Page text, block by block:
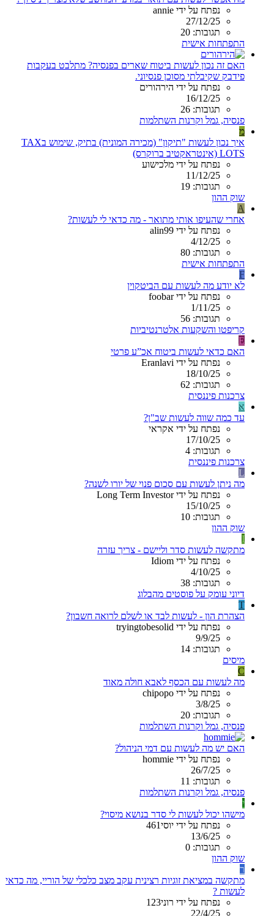
נפתח על ידי annie
27/12/25
תגובות: 20
התפתחות אישית
האם זה נכון לעשות ביטוח שארים בפנסיה? מתלבט בעקבות
פידבק שקיבלתי מסוכן פנסיוני.
נפתח על ידי הירהורים
16/12/25
תגובות: 26
פנסיה, גמל וקרנות השתלמות
מ
איך נכון לעשות "תיקון" (מכירה המונית) בתיק, שימוש בTAX
LOTS (אינטראקטיב ברוקרס)
נפתח על ידי מלכישוע
11/12/25
תגובות: 19
שוק ההון
A
אחרי שהעיפו אותי מתואר - מה כדאי לי לעשות?
נפתח על ידי alin99
4/12/25
תגובות: 80
התפתחות אישית
F
לא יודע מה לעשות עם הביטקוין
נפתח על ידי foobar
1/11/25
תגובות: 56
קריפטו והשקעות אלטרנטיביות
E
האם כדאי לעשות ביטוח אכ”ע פרטי
נפתח על ידי Eranlavi
18/10/25
תגובות: 62
צרכנות פיננסית
א
עד כמה שווה לעשות שב"ן?
נפתח על ידי אקראי
17/10/25
תגובות: 4
צרכנות פיננסית
L
מה ניתן לעשות עם סכום פנוי של יורו לשנה?
נפתח על ידי Long Term Investor
15/10/25
תגובות: 10
שוק ההון
I
מתקשה לעשות סדר וליישם - צריך עזרה
נפתח על ידי Idiom
4/10/25
תגובות: 38
דיוני עומק על פוסטים מהבלוג
T
הצהרת הון - לעשות לבד או לשלם לרואה חשבון?
נפתח על ידי tryingtobesolid
9/9/25
תגובות: 14
מיסים
C
מה לעשות עם הכסף לאבא חולה מאוד
נפתח על ידי chipopo
3/8/25
תגובות: 20
פנסיה, גמל וקרנות השתלמות
האם יש מה לעשות עם דמי הניהול?
נפתח על ידי hommie
26/7/25
תגובות: 11
פנסיה, גמל וקרנות השתלמות
י
מישהו יכול לעשות לי סדר בנושא מיסוי?
נפתח על ידי יוסי461
13/6/25
תגובות: 0
שוק ההון
ר
מתקשה במציאת זוגיות רצינית עקב מצב כלכלי של הוריי, מה כדאי
לעשות ?
נפתח על ידי רוני123
22/4/25